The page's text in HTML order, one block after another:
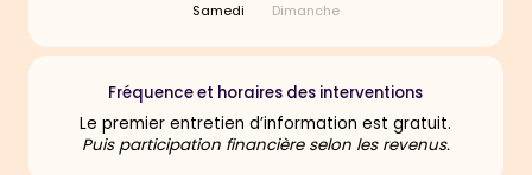
Samedi Dimanche
Fréquence et horaires des interventions
Le premier entretien d’information est gratuit.
Puis participation financière selon les revenus.